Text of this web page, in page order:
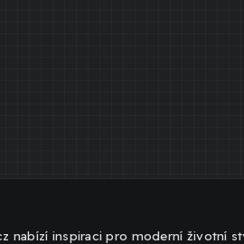
inspiraci pro moderní životní